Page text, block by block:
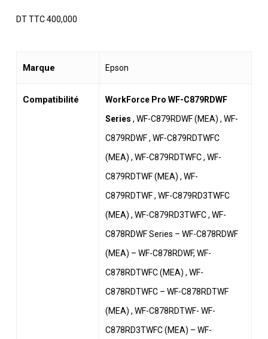
DT TTC400,000
Marque ‎Epson
Compatibilité
WorkForce Pro WF-C879RDWF
Series , WF-C879RDWF (MEA) , WF-
C879RDWF , WF-C879RDTWFC
(MEA) , WF-C879RDTWFC , WF-
C879RDTWF (MEA) , WF-
C879RDTWF , WF-C879RD3TWFC
(MEA) , WF-C879RD3TWFC , WF-
C878RDWF Series – WF-C878RDWF
(MEA) – WF-C878RDWF, WF-
C878RDTWFC (MEA) , WF-
C878RDTWFC – WF-C878RDTWF
(MEA) , WF-C878RDTWF- WF-
C878RD3TWFC (MEA) – WF-